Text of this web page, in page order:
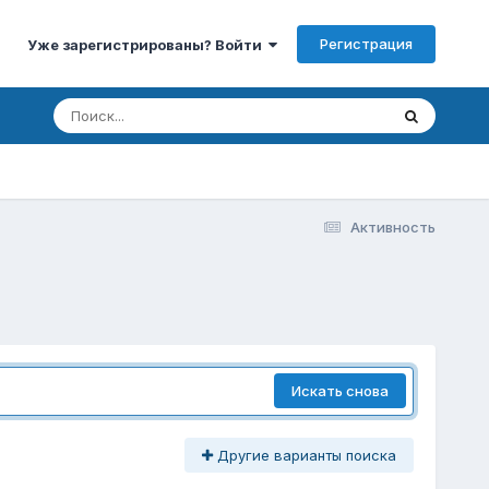
Уже зарегистрированы? Войти Регистрация
Активность
Искать снова
Другие варианты поиска